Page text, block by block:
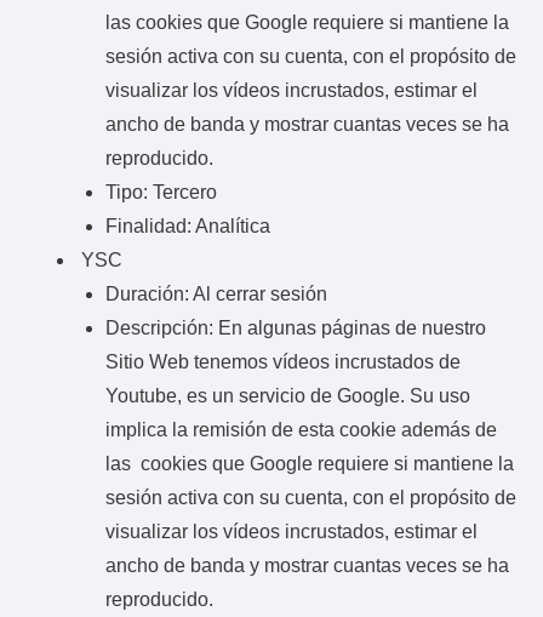
las cookies que Google requiere si mantiene la
sesión activa con su cuenta, con el propósito de
visualizar los vídeos incrustados, estimar el
ancho de banda y mostrar cuantas veces se ha
reproducido.
Tipo: Tercero
Finalidad: Analítica
YSC
Duración: Al cerrar sesión
Descripción: En algunas páginas de nuestro
Sitio Web tenemos vídeos incrustados de
Youtube, es un servicio de Google. Su uso
implica la remisión de esta cookie además de
las cookies que Google requiere si mantiene la
sesión activa con su cuenta, con el propósito de
visualizar los vídeos incrustados, estimar el
ancho de banda y mostrar cuantas veces se ha
reproducido.